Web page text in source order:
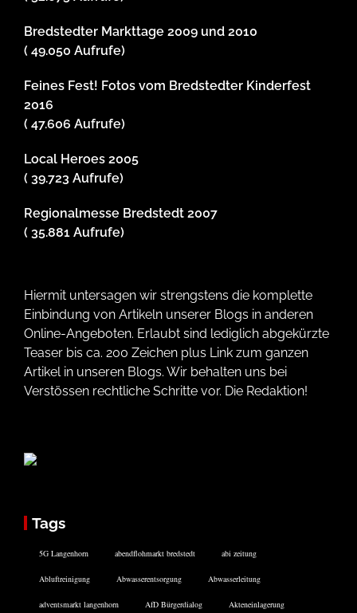
Bredstedter Markttage 2009 und 2010
( 49.050 Aufrufe)
Feines Fest! Fotos vom Bredstedter Kinderfest
2016
( 47.606 Aufrufe)
Local Heroes 2005
( 39.723 Aufrufe)
Regionalmesse Bredstedt 2007
( 35.881 Aufrufe)
Hiermit untersagen wir strengstens die komplette
Einbindung von Artikeln unserer Blogs in anderen
Online-Angeboten. Erlaubt sind lediglich abgekürzte
Teaser bis ca. 200 Zeichen plus Link zum ganzen
Artikel in unseren Blogs. Wir behalten uns bei
Verstössen rechtliche Schritte vor. Die Redaktion!
Tags
5G Langenhorn abendflohmarkt bredstedt abi zeitung
Abluftreinigung Abwasserentsorgung Abwasserleitung
adventsmarkt langenhorn AfD Bürgerdialog Akteneinlagerung